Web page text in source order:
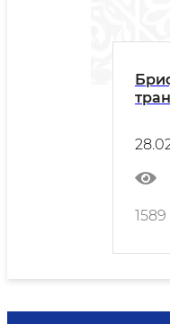
1589